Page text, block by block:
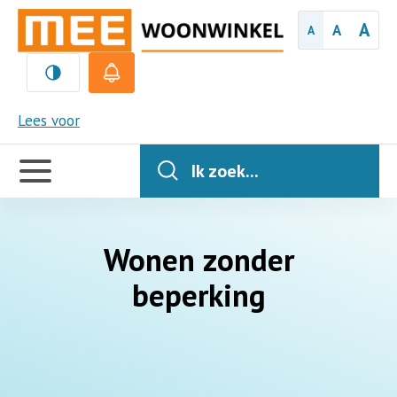
A A A
Lees voor
MEE
Handige
links
Ik zoek...
Wonen zonder
beperking